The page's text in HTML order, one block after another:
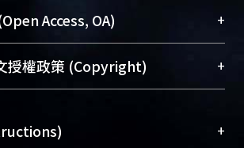
archive and promote researcher
works, Library integrates the
Repository” with “Academic
Access, OA) +
用者角度提升資訊取用性的社會運
研究上是透過將研究著作公開供使
時可加速研究發展、提升研究影響
授權政策 (Copyright) +
版權非匯入者所有，或由第三方贊
+